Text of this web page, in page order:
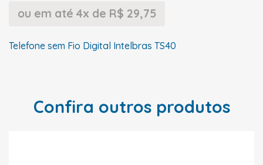
ou em até 4x de R$ 29,75
Telefone sem Fio Digital Intelbras TS40
Confira outros produtos